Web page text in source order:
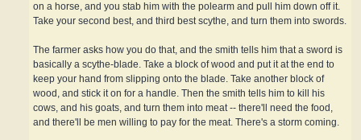
on a horse, and you stab him with the polearm and pull him down off it.
Take your second best, and third best scythe, and turn them into swords.
The farmer asks how you do that, and the smith tells him that a sword is
basically a scythe-blade. Take a block of wood and put it at the end to
keep your hand from slipping onto the blade. Take another block of
wood, and stick it on for a handle. Then the smith tells him to kill his
cows, and his goats, and turn them into meat -- there'll need the food,
and there'll be men willing to pay for the meat. There's a storm coming.